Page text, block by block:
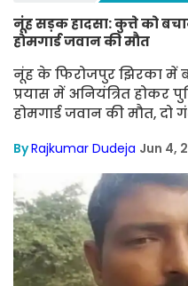
नूंह सड़क हादसा: कुत्ते को
होमगार्ड जवान की मौत
नूंह के फिरोजपुर झिरका में
प्रयास में अनियंत्रित होकर
होमगार्ड जवान की मौत, दो
ByRajkumar Dudeja Jun 4,